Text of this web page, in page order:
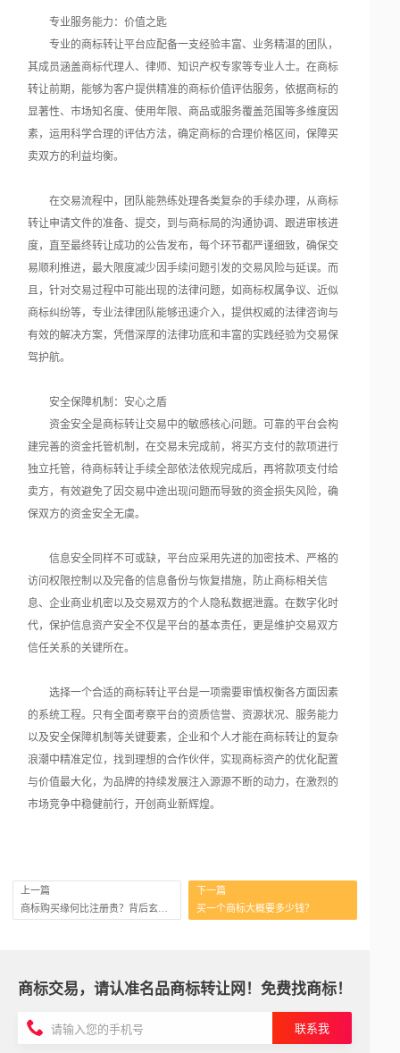
专业服务能力：价值之匙
专业的商标转让平台应配备一支经验丰富、业务精湛的团队，
其成员涵盖商标代理人、律师、知识产权专家等专业人士。在商标
转让前期，能够为客户提供精准的商标价值评估服务，依据商标的
显著性、市场知名度、使用年限、商品或服务覆盖范围等多维度因
素，运用科学合理的评估方法，确定商标的合理价格区间，保障买
卖双方的利益均衡。
在交易流程中，团队能熟练处理各类复杂的手续办理，从商标
转让申请文件的准备、提交，到与商标局的沟通协调、跟进审核进
度，直至最终转让成功的公告发布，每个环节都严谨细致，确保交
易顺利推进，最大限度减少因手续问题引发的交易风险与延误。而
且，针对交易过程中可能出现的法律问题，如商标权属争议、近似
商标纠纷等，专业法律团队能够迅速介入，提供权威的法律咨询与
有效的解决方案，凭借深厚的法律功底和丰富的实践经验为交易保
驾护航。
安全保障机制：安心之盾
资金安全是商标转让交易中的敏感核心问题。可靠的平台会构
建完善的资金托管机制，在交易未完成前，将买方支付的款项进行
独立托管，待商标转让手续全部依法依规完成后，再将款项支付给
卖方，有效避免了因交易中途出现问题而导致的资金损失风险，确
保双方的资金安全无虞。
信息安全同样不可或缺，平台应采用先进的加密技术、严格的
访问权限控制以及完备的信息备份与恢复措施，防止商标相关信
息、企业商业机密以及交易双方的个人隐私数据泄露。在数字化时
代，保护信息资产安全不仅是平台的基本责任，更是维护交易双方
信任关系的关键所在。
选择一个合适的商标转让平台是一项需要审慎权衡各方面因素
的系统工程。只有全面考察平台的资质信誉、资源状况、服务能力
以及安全保障机制等关键要素，企业和个人才能在商标转让的复杂
浪潮中精准定位，找到理想的合作伙伴，实现商标资产的优化配置
与价值最大化，为品牌的持续发展注入源源不断的动力，在激烈的
市场竞争中稳健前行，开创商业新辉煌。
上一篇
下一篇
买一个商标大概要多少钱？
商标交易，请认准名品商标转让网！免费找商标！
联系我